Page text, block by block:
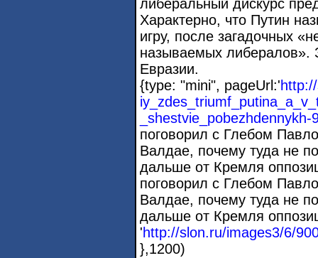
либеральный дискурс
Характерно, что Путин
игру, после загадочных
называемых либералов».
Евразии.
{type: "mini", pageUrl:'
поговорил с Глебом
Валдае, почему туда не
дальше от Кремля
поговорил с Глебом
Валдае, почему туда не
дальше от Кремля
'http://slon.ru/images3/6/
},1200)